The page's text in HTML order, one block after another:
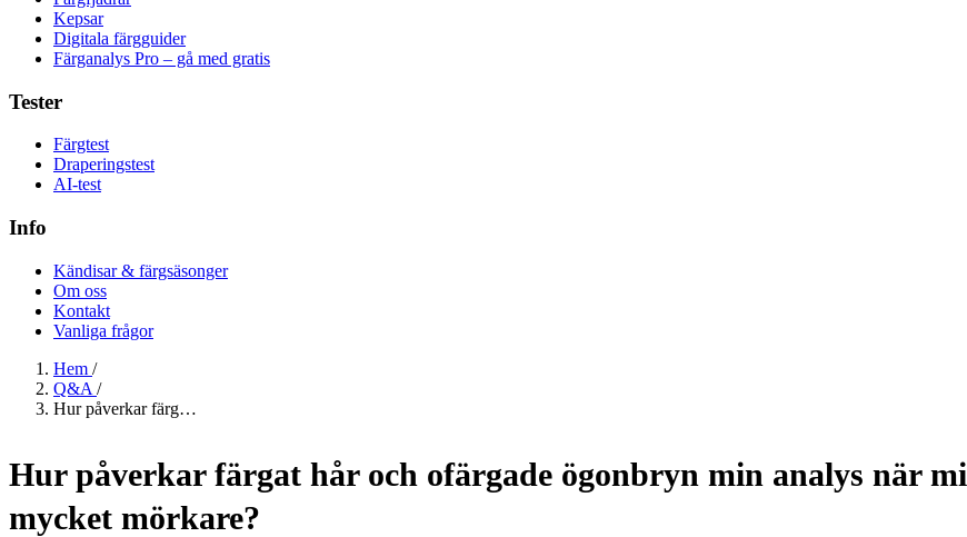
Kepsar
Digitala färgguider
Färganalys Pro – gå med gratis
Tester
Färgtest
Draperingstest
AI-test
Info
Kändisar & färgsäsonger
Om oss
Kontakt
Vanliga frågor
Hem /
Q&A /
Hur påverkar färg…
Hur påverkar färgat hår och ofärgade ögonbryn min analys när
mycket mörkare?